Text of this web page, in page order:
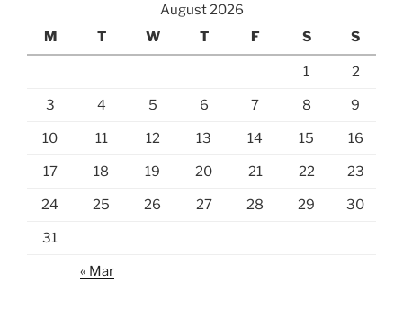
August 2026
M
T W T F S S
1 2
3 4 5 6 7 8 9
10 11 12 13 14 15 16
17 18 19 20 21 22 23
24 25 26 27 28 29 30
31
« Mar